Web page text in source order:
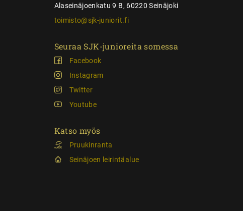
Alaseinäjoenkatu 9 B, 60220 Seinäjoki
toimisto@sjk-juniorit.fi
Seuraa SJK-junioreita somessa
Facebook
Instagram
Twitter
Youtube
Katso myös
Pruukinranta
Seinäjoen leirintäalue